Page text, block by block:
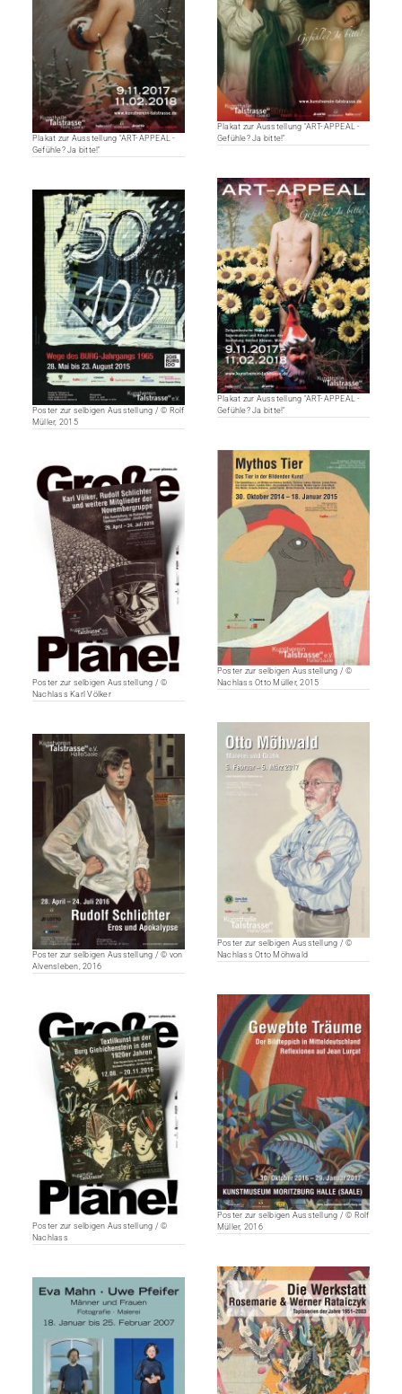
Plakat zur Ausstellung "ART-APPEAL -
Gefühle? Ja bitte!"
Plakat zur Ausstellung "ART-APPEAL -
Gefühle? Ja bitte!"
Plakat zur Ausstellung "ART-APPEAL -
Gefühle? Ja bitte!"
Poster zur selbigen Ausstellung / © Rolf
Müller, 2015
Poster zur selbigen Ausstellung / ©
Nachlass Otto Müller, 2015
Poster zur selbigen Ausstellung / ©
Nachlass Karl Völker
Poster zur selbigen Ausstellung / ©
Nachlass Otto Möhwald
Poster zur selbigen Ausstellung / © von
Alvensleben, 2016
Poster zur selbigen Ausstellung / © Rolf
Müller, 2016
Poster zur selbigen Ausstellung / ©
Nachlass